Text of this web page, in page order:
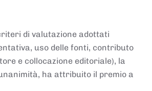
di valutazione adottati
uso delle fonti, contributo
e collocazione editoriale), la
ha attribuito il premio a